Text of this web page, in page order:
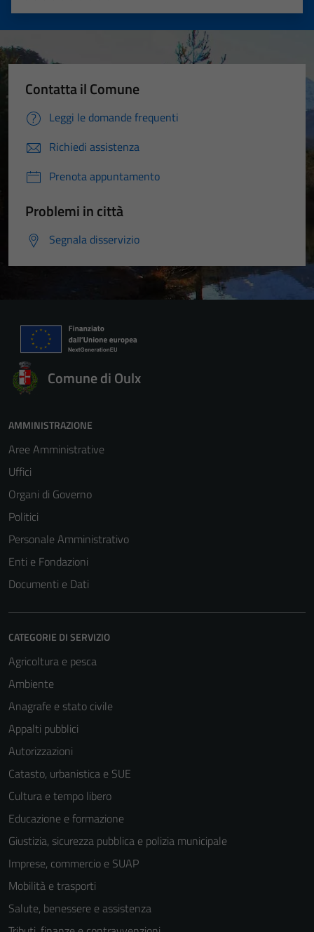
Valuta 5 stelle su 5
Valuta 4 stelle su 5
Valuta 3 stelle su 5
Valuta 2 stelle su 5
Valuta 1 stelle su 5
Contatta il Comune
Leggi le domande frequenti
Richiedi assistenza
Prenota appuntamento
Problemi in città
Segnala disservizio
Comune di Oulx
AMMINISTRAZIONE
Aree Amministrative
Uffici
Organi di Governo
Politici
Personale Amministrativo
Enti e Fondazioni
Documenti e Dati
CATEGORIE DI SERVIZIO
Agricoltura e pesca
Ambiente
Anagrafe e stato civile
Appalti pubblici
Autorizzazioni
Catasto, urbanistica e SUE
Cultura e tempo libero
Educazione e formazione
Giustizia, sicurezza pubblica e polizia municipale
Imprese, commercio e SUAP
Mobilità e trasporti
Salute, benessere e assistenza